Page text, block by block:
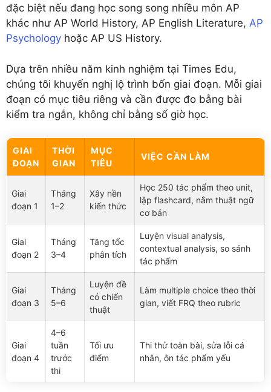
đặc biệt nếu đang học song song nhiều môn AP
khác như AP World History, AP English Literature, AP
Psychology hoặc AP US History.
Dựa trên nhiều năm kinh nghiệm tại Times Edu,
chúng tôi khuyến nghị lộ trình bốn giai đoạn. Mỗi giai
đoạn có mục tiêu riêng và cần được đo bằng bài
kiểm tra ngắn, không chỉ bằng số giờ học.
GIAI
ĐOẠN
THỜI
GIAN
MỤC
TIÊU
VIỆC CẦN LÀM
Giai
đoạn 1
Tháng
1–2
Xây nền
kiến thức
Học 250 tác phẩm theo unit,
lập flashcard, nắm thuật ngữ
cơ bản
Giai
đoạn 2
Tháng
3–4
Tăng tốc
phân tích
Luyện visual analysis,
contextual analysis, so sánh
tác phẩm
Giai
đoạn 3
Tháng
5–6
Luyện đề
có chiến
thuật
Làm multiple choice theo thời
gian, viết FRQ theo rubric
Giai
đoạn 4
4–6
tuần
trước
thi
Tối ưu
điểm
Thi thử toàn bài, sửa lỗi cá
nhân, ôn tác phẩm yếu